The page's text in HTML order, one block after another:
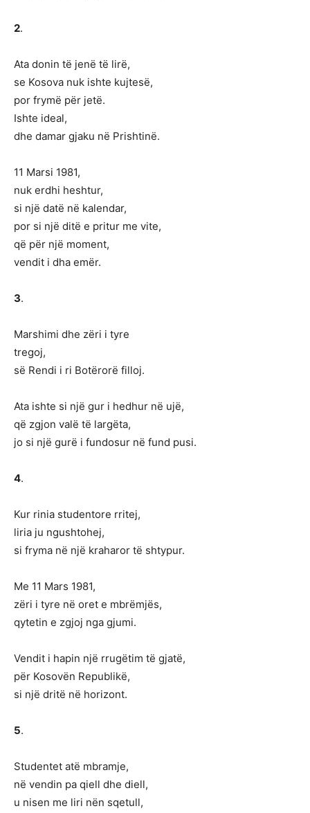
2.
Ata donin të jenë të lirë,
se Kosova nuk ishte kujtesë,
por frymë për jetë.
Ishte ideal,
dhe damar gjaku në Prishtinë.
11 Marsi 1981,
nuk erdhi heshtur,
si një datë në kalendar,
por si një ditë e pritur me vite,
që për një moment,
vendit i dha emër.
3.
Marshimi dhe zëri i tyre
tregoj,
së Rendi i ri Botërorë filloj.
Ata ishte si një gur i hedhur në ujë,
që zgjon valë të largëta,
jo si një gurë i fundosur në fund pusi.
4.
Kur rinia studentore rritej,
liria ju ngushtohej,
si fryma në një kraharor të shtypur.
Me 11 Mars 1981,
zëri i tyre në oret e mbrëmjës,
qytetin e zgjoj nga gjumi.
Vendit i hapin një rrugëtim të gjatë,
për Kosovën Republikë,
si një dritë në horizont.
5.
Studentet atë mbramje,
në vendin pa qiell dhe diell,
u nisen me liri nën sqetull,